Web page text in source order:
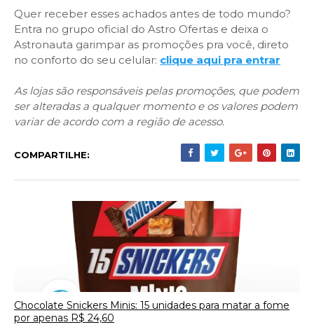
Quer receber esses achados antes de todo mundo?
Entra no grupo oficial do Astro Ofertas e deixa o
Astronauta garimpar as promoções pra você, direto
no conforto do seu celular: clique aqui pra entrar
As lojas são responsáveis pelas promoções, que podem
ser alteradas a qualquer momento e os valores podem
variar de acordo com a região de acesso.
COMPARTILHE:
Chocolate Snickers Minis: 15 unidades para matar a fome
por apenas R$ 24,60